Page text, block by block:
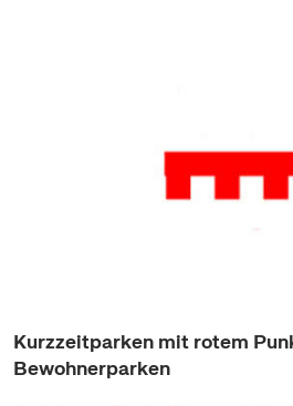
Kurzzeitparken mit rotem
Bewohnerparken